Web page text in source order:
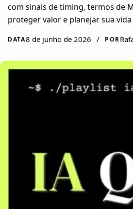
com sinais de timing, termos de
proteger valor e planejar sua
DATA8 de junho de 2026 / POR